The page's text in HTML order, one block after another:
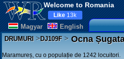
Welcome to Romania
Magyar English
Like 13k
DRUMURI>DJ109F>Ocna
Maramureș, cu o populație de 1242 locuitori.